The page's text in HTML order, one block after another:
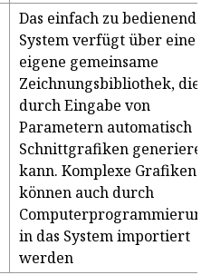
Das einfach zu bedienende
System verfügt über eine
eigene gemeinsame
Zeichnungsbibliothek, die
durch Eingabe von
Parametern automatisch
Schnittgrafiken generieren
kann. Komplexe Grafiken
können auch durch
Computerprogrammierung
in das System importiert
werden